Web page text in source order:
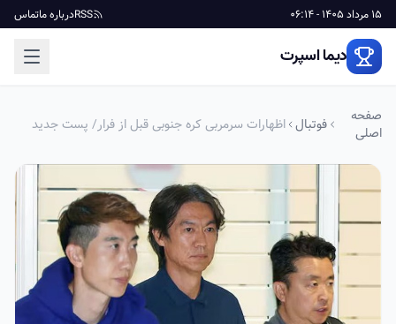
15 مرداد 1405 - 06:14 RSSدرباره ماتماس
دیما اسپرت
صفحه
اصلی
فوتبال اظهارات سرمربی کره جنوبی قبل از فرار/ پست جدید